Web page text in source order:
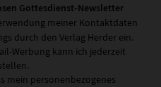
Gottesdienst-Newsletter
meiner Kontaktdaten
durch den Verlag Herder ein.
Werbung kann ich jederzeit
mein personenbezogenes